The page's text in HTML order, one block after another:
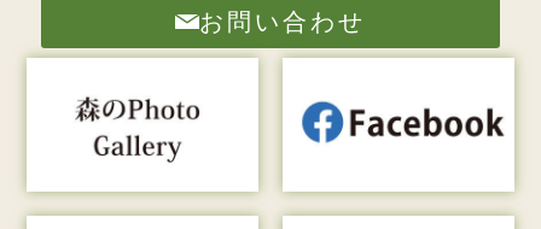
お問い合わせ